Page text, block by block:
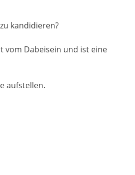
kandidieren?
vom Dabeisein und ist eine
aufstellen.